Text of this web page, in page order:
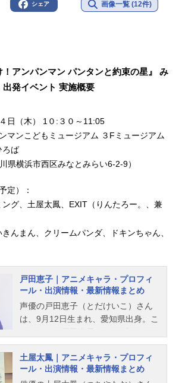
シェア 画像一覧 (12件)
！アンパンマン パンタンと約束の星』 み
出発イベント 実施概要
日（木） 1０:３０～11:05
マンこどもミュージアム ３Fミュージアム
ろば
県横浜市西区みなとみらい6-2-9）
定）：
ング、土屋太鳳、EXIT（りんたろー。、兼
んまん、クリームパンダ、ドキンちゃん、
戸田恵子｜アニメキャラ・プロフィ
ール・出演情報・最新情報まとめ
声優の戸田恵子（とだけいこ）さん
は、9月12日生まれ、愛知県出身。こ
ールと関連記事を紹介します。
土屋太鳳｜アニメキャラ・プロフィ
ール・出演情報・最新情報まとめ